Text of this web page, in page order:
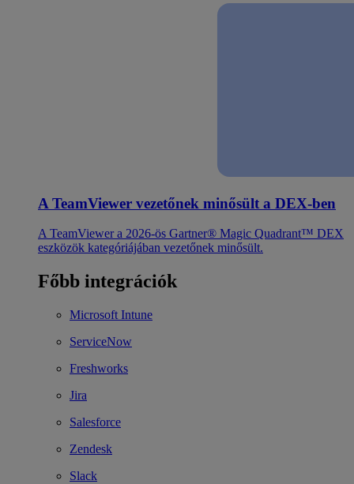
A TeamViewer vezetőnek minősült a DEX-ben
A TeamViewer a 2026-ös Gartner® Magic Quadrant™ DEX
eszközök kategóriájában vezetőnek minősült.
Főbb integrációk
Microsoft Intune
ServiceNow
Freshworks
Jira
Salesforce
Zendesk
Slack